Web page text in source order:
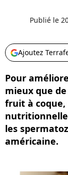
Publié le
Ajoutez
Pour
mieux que
fruit à coque,
les
américaine.